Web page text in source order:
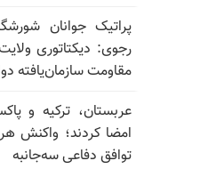
پراتیک جوانان
رجوی: دیکتاتوری
مقاومت سازمان‌یافته
عربستان، ترکیه و
امضا کردند؛ واکنش
توافق دفاعی سه‌جانبه